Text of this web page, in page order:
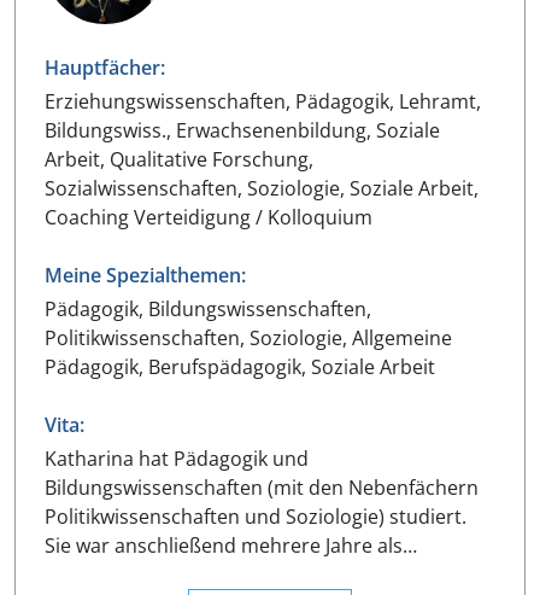
Hauptfächer:
Erziehungswissenschaften, Pädagogik, Lehramt,
Bildungswiss., Erwachsenenbildung, Soziale
Arbeit, Qualitative Forschung,
Sozialwissenschaften, Soziologie, Soziale Arbeit,
Coaching Verteidigung / Kolloquium
Meine Spezialthemen:
Pädagogik, Bildungswissenschaften,
Politikwissenschaften, Soziologie, Allgemeine
Pädagogik, Berufspädagogik, Soziale Arbeit
Vita:
Katharina hat Pädagogik und
Bildungswissenschaften (mit den Nebenfächern
Politikwissenschaften und Soziologie) studiert.
Sie war anschließend mehrere Jahre als…